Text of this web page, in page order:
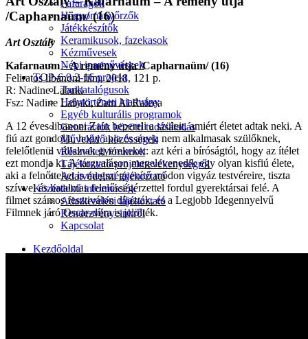
Fafaragók
Hagyományőrzők
Játékkészítők
Keramikusok, fazekasok
Kézművesek
Népi iparművészek
TOP-6.9.2-16 projekt
Tankatalógusok
Helytörténeti kiadvány
Egyéb kulturális programok
Generációk közötti tudásátadás
Művelődő közösségek
Részvételi fórumok
Tájékoztató projekttevékenységről
Adatvédelmi tájékoztató
Közérdekű információk
Adatkezelési tájékoztató
Rendezvényeinkről
Kapcsolat
Kezdőoldal
/Capharnaüm/ (16)
Art Osztály
Kafarnaum – A remény útja /Capharnaüm/ (16)
Feliratos libanoni film, 2018, 121 p.
R: Nadine Labaki
Fsz: Nadine Labaki, Zain Al Rafeea
A 12 éves libanoni Zain bepereli a szüleit, amiért életet adtak neki. A
fiú azt gondolja, hogy apja és anyja nem alkalmasak szülőknek,
felelőtlenül vállalnak gyerekeket: azt kéri a bíróságtól, hogy az ítélet
ezt mondja ki. A tárgyaláson megelevenedik egy olyan kisfiú élete,
aki a felnőtteket is megszégyenítő módon vigyáz testvéreire, tiszta
szívvel és hatalmas felelősségérzettel fordul gyerektársai felé. A
filmet számos fesztiválon díjazták, és a Legjobb Idegennyelvű
Filmnek járó Oscar-díjra is jelölték.